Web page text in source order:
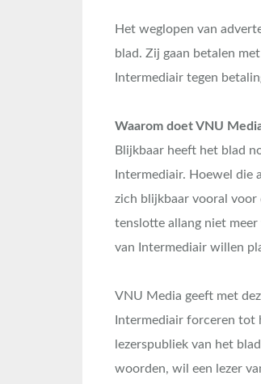
Het weglopen van
blad. Zij gaan betalen
Intermediair tegen
Waarom doet VNU
Blijkbaar heeft het blad
Intermediair. Hoewel die
zich blijkbaar vooral voor
tenslotte allang niet
van Intermediair willen
VNU Media geeft met
Intermediair forceren tot
lezerspubliek van het
woorden, wil een lezer